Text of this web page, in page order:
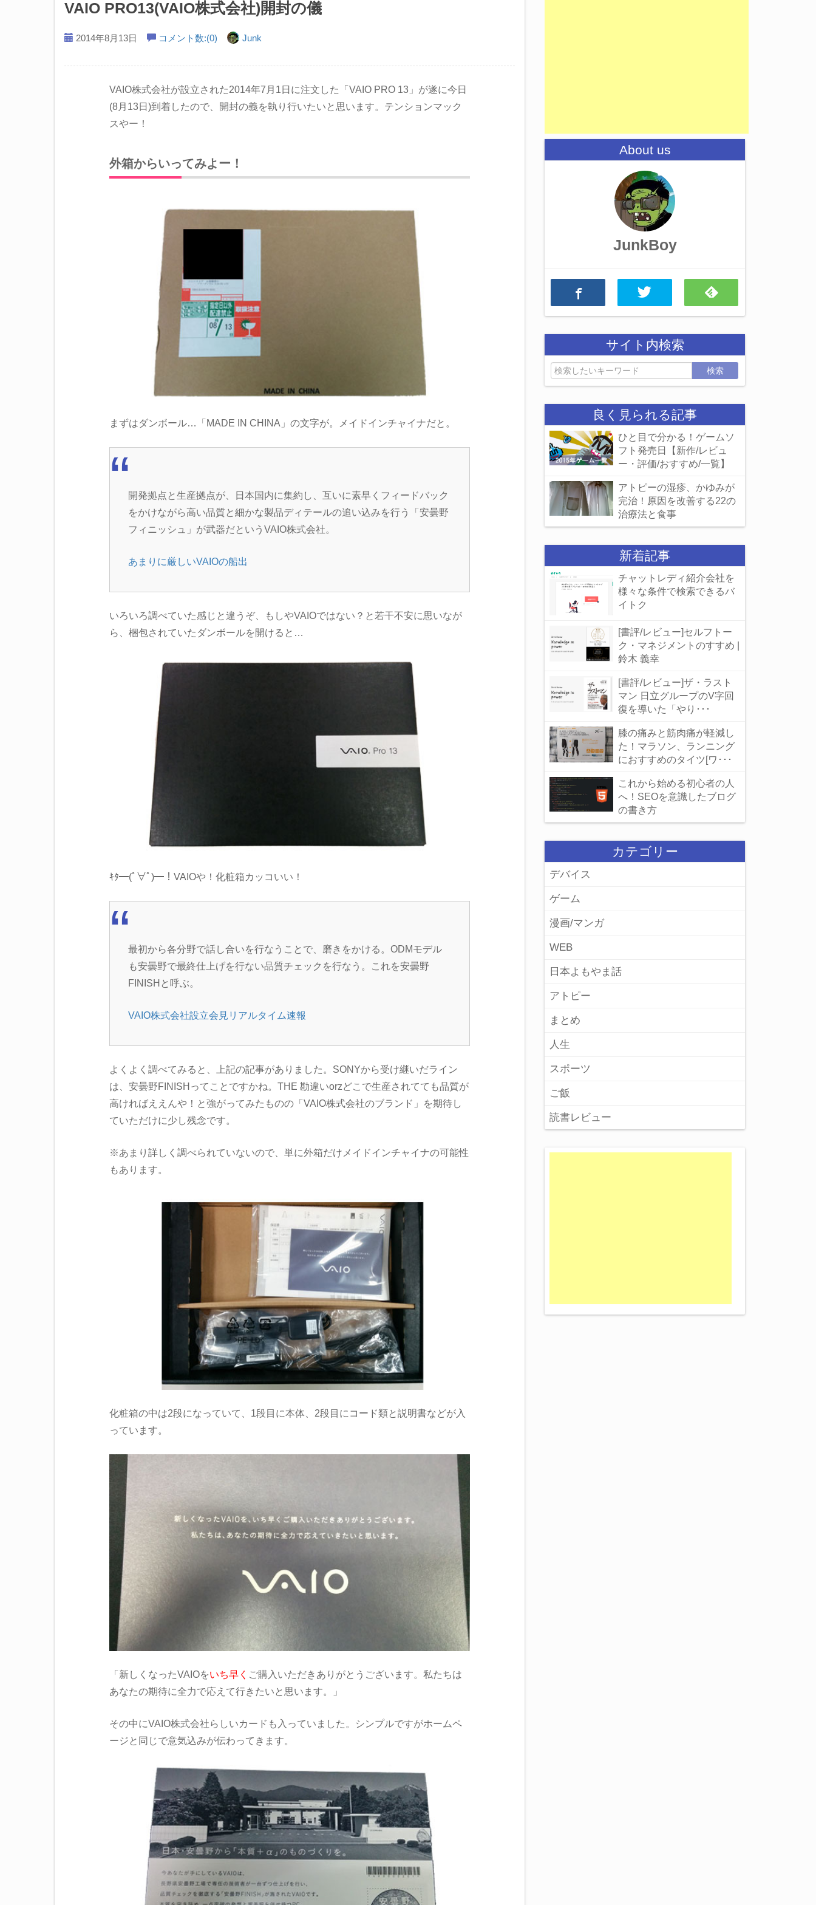
VAIO PRO13(VAIO株式会社)開封の儀
2014年8月13日 コメント数:(0) Junk
VAIO株式会社が設立された2014年7月1日に注文した「VAIO PRO 13」が遂に今日
(8月13日)到着したので、開封の義を執り行いたいと思います。テンションマック
スやー！
外箱からいってみよー！
まずはダンボール…「MADE IN CHINA」の文字が。メイドインチャイナだと。
開発拠点と生産拠点が、日本国内に集約し、互いに素早くフィードバック
をかけながら高い品質と細かな製品ディテールの追い込みを行う「安曇野
フィニッシュ」が武器だというVAIO株式会社。
あまりに厳しいVAIOの船出
いろいろ調べていた感じと違うぞ、もしやVAIOではない？と若干不安に思いなが
ら、梱包されていたダンボールを開けると…
ｷﾀ━(ﾟ∀ﾟ)━！VAIOや！化粧箱カッコいい！
最初から各分野で話し合いを行なうことで、磨きをかける。ODMモデル
も安曇野で最終仕上げを行ない品質チェックを行なう。これを安曇野
FINISHと呼ぶ。
VAIO株式会社設立会見リアルタイム速報
よくよく調べてみると、上記の記事がありました。SONYから受け継いだライン
は、安曇野FINISHってことですかね。THE 勘違いorzどこで生産されてても品質が
高ければええんや！と強がってみたものの「VAIO株式会社のブランド」を期待し
ていただけに少し残念です。
※あまり詳しく調べられていないので、単に外箱だけメイドインチャイナの可能性
もあります。
化粧箱の中は2段になっていて、1段目に本体、2段目にコード類と説明書などが入
っています。
「新しくなったVAIOをいち早く ご購入いただきありがとうございます。私たちは
あなたの期待に全力で応えて行きたいと思います。」
その中にVAIO株式会社らしいカードも入っていました。シンプルですがホームペ
ージと同じで意気込みが伝わってきます。
About us
JunkBoy
サイト内検索
検索
良く見られる記事
ひと目で分かる！ゲームソ
フト発売日【新作/レビュ
ー・評価/おすすめ/一覧】
アトピーの湿疹、かゆみが
完治！原因を改善する22の
治療法と食事
新着記事
チャットレディ紹介会社を
様々な条件で検索できるバ
イトク
[書評/レビュー]セルフトー
ク・マネジメントのすすめ |
鈴木 義幸
[書評/レビュー]ザ・ラスト
マン 日立グループのV字回
復を導いた「やり･･･
膝の痛みと筋肉痛が軽減し
た！マラソン、ランニング
におすすめのタイツ[ワ･･･
これから始める初心者の人
へ！SEOを意識したブログ
の書き方
カテゴリー
デバイス
ゲーム
漫画/マンガ
WEB
日本よもやま話
アトピー
まとめ
人生
スポーツ
ご飯
読書レビュー